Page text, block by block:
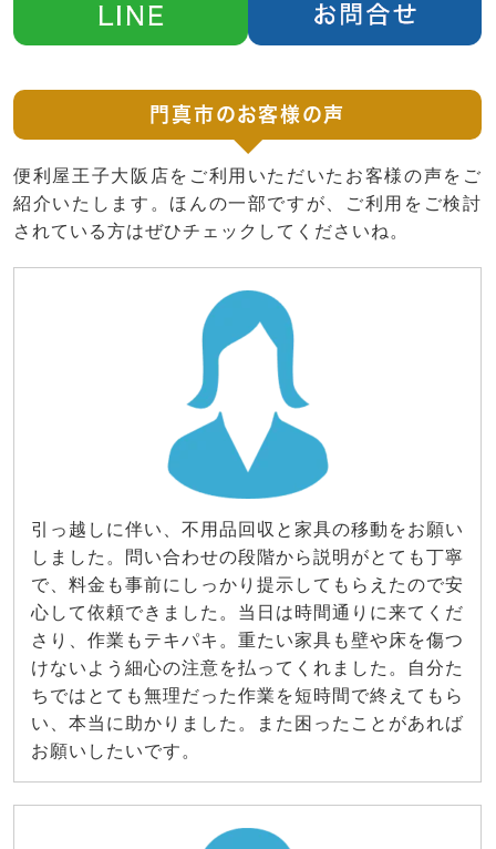
門真市のお客様の声
便利屋王子大阪店をご利用いただいたお客様の声をご
紹介いたします。ほんの一部ですが、ご利用をご検討
されている方はぜひチェックしてくださいね。
引っ越しに伴い、不用品回収と家具の移動をお願い
しました。問い合わせの段階から説明がとても丁寧
で、料金も事前にしっかり提示してもらえたので安
心して依頼できました。当日は時間通りに来てくだ
さり、作業もテキパキ。重たい家具も壁や床を傷つ
けないよう細心の注意を払ってくれました。自分た
ちではとても無理だった作業を短時間で終えてもら
い、本当に助かりました。また困ったことがあれば
お願いしたいです。